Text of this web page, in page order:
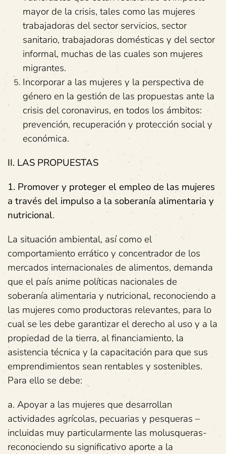
mayor de la crisis, tales como las mujeres
trabajadoras del sector servicios, sector
sanitario, trabajadoras domésticas y del sector
informal, muchas de las cuales son mujeres
migrantes.
Incorporar a las mujeres y la perspectiva de
género en la gestión de las propuestas ante la
crisis del coronavirus, en todos los ámbitos:
prevención, recuperación y protección social y
económica.
II. LAS PROPUESTAS
1. Promover y proteger el empleo de las mujeres
a través del impulso a la soberanía alimentaria y
nutricional.
La situación ambiental, así como el
comportamiento errático y concentrador de los
mercados internacionales de alimentos, demanda
que el país anime políticas nacionales de
soberanía alimentaria y nutricional, reconociendo a
las mujeres como productoras relevantes, para lo
cual se les debe garantizar el derecho al uso y a la
propiedad de la tierra, al financiamiento, la
asistencia técnica y la capacitación para que sus
emprendimientos sean rentables y sostenibles.
Para ello se debe:
a. Apoyar a las mujeres que desarrollan
actividades agrícolas, pecuarias y pesqueras –
incluidas muy particularmente las molusqueras-
reconociendo su significativo aporte a la